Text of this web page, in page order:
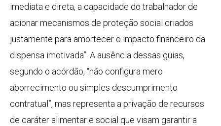
imediata e direta, a capacidade do trabalhador de
acionar mecanismos de proteção social criados
justamente para amortecer o impacto financeiro da
dispensa imotivada”. A ausência dessas guias,
segundo o acórdão, “não configura mero
aborrecimento ou simples descumprimento
contratual”, mas representa a privação de recursos
de caráter alimentar e social que visam garantir a